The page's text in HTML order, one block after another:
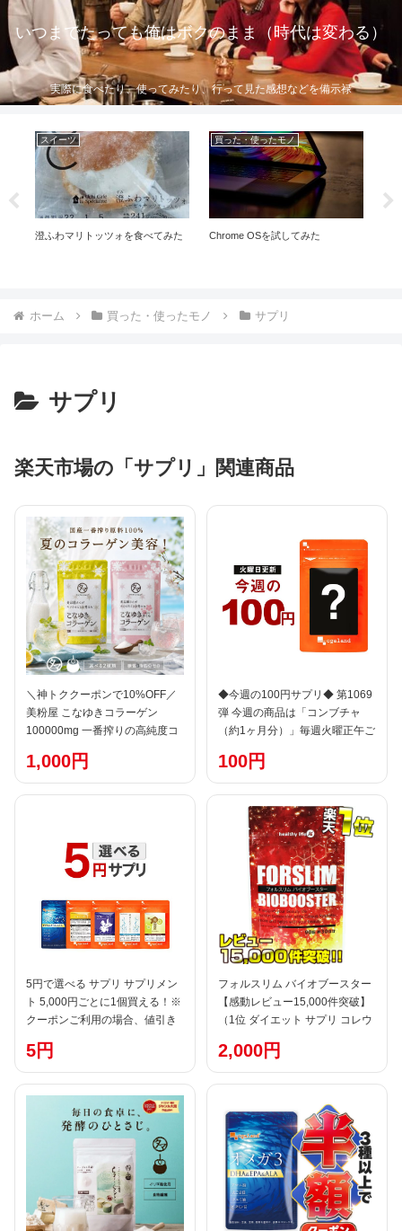
いつまでたっても俺はボクのまま（時代は変わる）
実際に食べたり、使ってみたり、行って見た感想などを備示禄
スイーツ
澄ふわマリトッツォを食べてみた
買った・使ったモノ
Chrome OSを試してみた
ホーム 買った・使ったモノ サプリ
サプリ
楽天市場の「サプリ」関連商品
＼神トククーポンで10%OFF／
美粉屋 こなゆきコラーゲン
100000mg 一番搾りの高純度コ
ゲンパウダー 1000円ポッキリ
送料無料 | 国産100％ 粉末 サプ
1,000円
◆今週の100円サプリ◆ 第1069
弾 今週の商品は「コンブチャ
（約1ヶ月分）」毎週火曜正午ご
日（水）の正午頃。同弾数での
再注文不可 100円 お試し サプリ
100円
5円で選べる サプリ サプリメン
ト 5,000円ごとに1個買える！※
クーポンご利用の場合、値引き
ンド 美容 健康 ダイエット ポイ
ント消化 送料無 ポイント消費
5円
フォルスリム バイオブースター
【感動レビュー15,000件突破】
（1位 ダイエット サプリ コレウ
フォースリーン/Lカルニチン L-
カルニチン ダイエットサプリメ
力 ヘルシーライフ)pu
2,000円